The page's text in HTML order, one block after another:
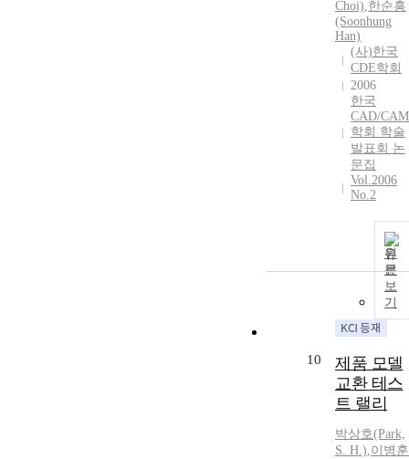
Choi),한순흥
(Soonhung
Han)
(사)한국
CDE학회
2006
한국
CAD/CAM
학회 학술
발표회 논
문집
Vol.2006
No.2
원
문
보
기
10
제품 모델
교환 테스
트 랠리
박상호(Park,
S. H.),이병훈